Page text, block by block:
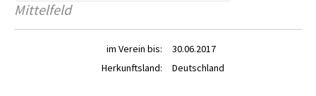
Mittelfeld
im Verein bis:
30.06.2017
Herkunftsland:
Deutschland